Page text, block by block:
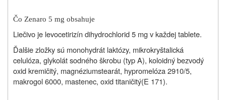
Čo Zenaro 5 mg obsahuje
Liečivo je levocetirizín dihydrochlorid 5 mg v každej tablete.
Ďalšie zložky sú monohydrát laktózy, mikrokryštalická
celulóza, glykolát sodného škrobu (typ A), koloidný bezvodý
oxid kremičitý, magnéziumstearát, hypromelóza 2910/5,
makrogol 6000, mastenec, oxid titaničitý(E 171).